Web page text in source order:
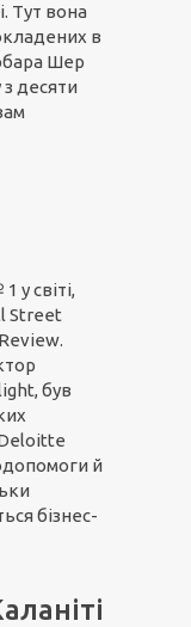
Тут вона
в
Шер
десяти
світі,
Street
був
й
бізнес-